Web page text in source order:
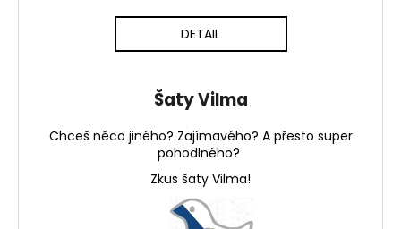
DETAIL
Šaty Vilma
Chceš něco jiného? Zajímavého? A přesto super
pohodlného?
Zkus šaty Vilma!